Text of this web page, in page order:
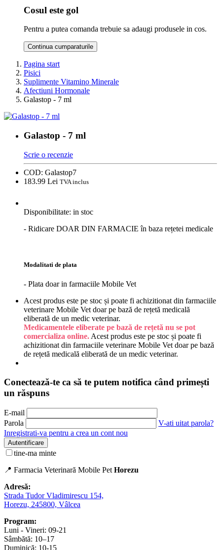
Cosul este gol
Pentru a putea comanda trebuie sa adaugi produsele in cos.
Continua cumparaturile
Pagina start
Pisici
Suplimente Vitamino Minerale
Afectiuni Hormonale
Galastop - 7 ml
Galastop - 7 ml
Scrie o recenzie
COD: Galastop7
183.99 Lei TVA inclus
Disponibilitate: in stoc
- Ridicare DOAR DIN FARMACIE în baza rețetei medicale
Modalitati de plata
- Plata doar in farmaciile Mobile Vet
Acest produs este pe stoc și poate fi achizitionat din farmaciile
veterinare Mobile Vet doar pe bază de rețetă medicală
eliberată de un medic veterinar.
Medicamentele eliberate pe bază de rețetă nu se pot
comercializa online. Acest produs este pe stoc și poate fi
achizitionat din farmaciile veterinare Mobile Vet doar pe bază
de rețetă medicală eliberată de un medic veterinar.
Conectează-te ca să te putem notifica când primești
un răspuns
E-mail
Parola
V-ati uitat parola?
Inregistrati-va pentru a crea un cont nou
Autentificare
tine-ma minte
📍 Farmacia Veterinară Mobile Pet Horezu
Adresă:
Strada Tudor Vladimirescu 154,
Horezu, 245800, Vâlcea
Program:
Luni - Vineri: 09-21
Sâmbătă: 10–17
Duminică: 10-15